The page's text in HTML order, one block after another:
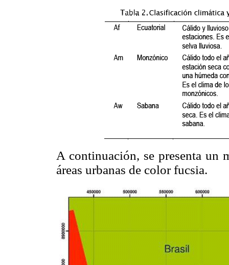
A continuación, se presenta un
áreas urbanas de color fucsia.